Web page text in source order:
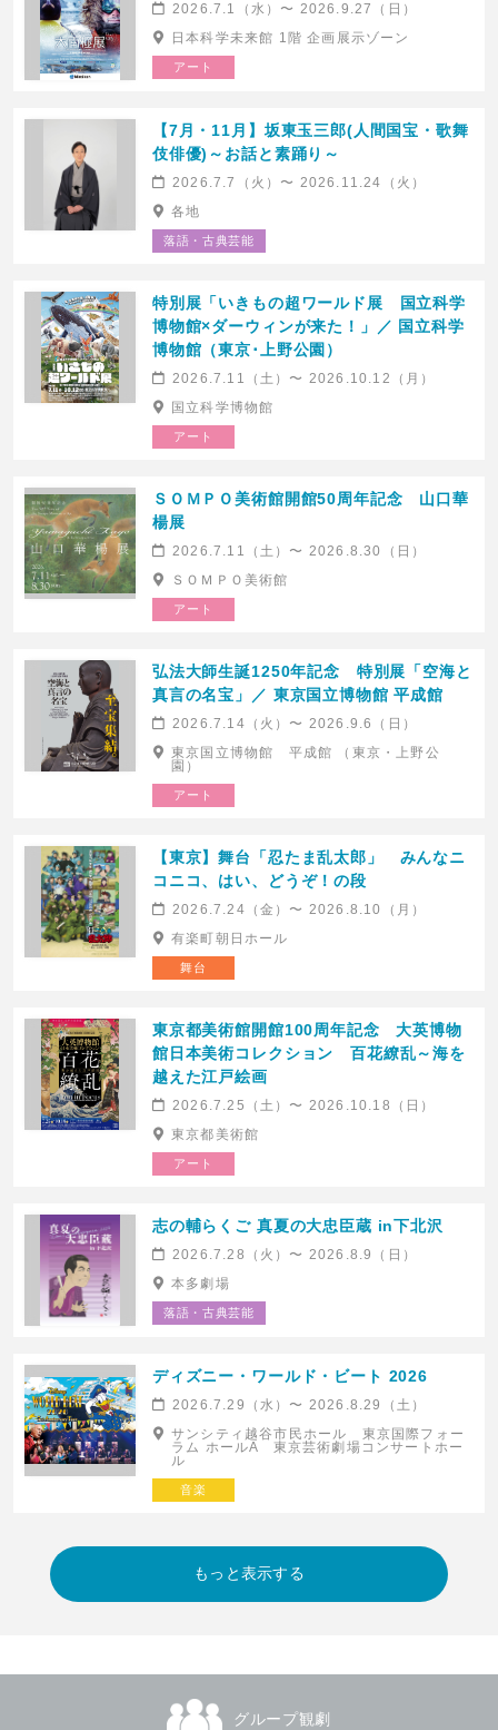
2026.7.1（水）〜 2026.9.27（日）
日本科学未来館 1階 企画展示ゾーン
アート
【7月・11月】坂東玉三郎(人間国宝・歌舞
伎俳優)～お話と素踊り～
2026.7.7（火）〜 2026.11.24（火）
各地
落語・古典芸能
特別展「いきもの超ワールド展 国立科学
博物館×ダーウィンが来た！」／ 国立科学
博物館（東京･上野公園）
2026.7.11（土）〜 2026.10.12（月）
国立科学博物館
アート
ＳＯＭＰＯ美術館開館50周年記念 山口華
楊展
2026.7.11（土）〜 2026.8.30（日）
ＳＯＭＰＯ美術館
アート
弘法大師生誕1250年記念 特別展「空海と
真言の名宝」／ 東京国立博物館 平成館
2026.7.14（火）〜 2026.9.6（日）
東京国立博物館 平成館 （東京・上野公
園）
アート
【東京】舞台「忍たま乱太郎」 みんなニ
コニコ、はい、どうぞ！の段
2026.7.24（金）〜 2026.8.10（月）
有楽町朝日ホール
舞台
東京都美術館開館100周年記念 大英博物
館日本美術コレクション 百花繚乱～海を
越えた江戸絵画
2026.7.25（土）〜 2026.10.18（日）
東京都美術館
アート
志の輔らくご 真夏の大忠臣蔵 in下北沢
2026.7.28（火）〜 2026.8.9（日）
本多劇場
落語・古典芸能
ディズニー・ワールド・ビート 2026
2026.7.29（水）〜 2026.8.29（土）
サンシティ越谷市民ホール 東京国際フォー
ラム ホールA 東京芸術劇場コンサートホー
ル
音楽
グループ観劇